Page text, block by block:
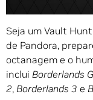
Seja um Vault
de Pandora,
octanagem e o
inclui Borderlands
2, Borderlands 3 e